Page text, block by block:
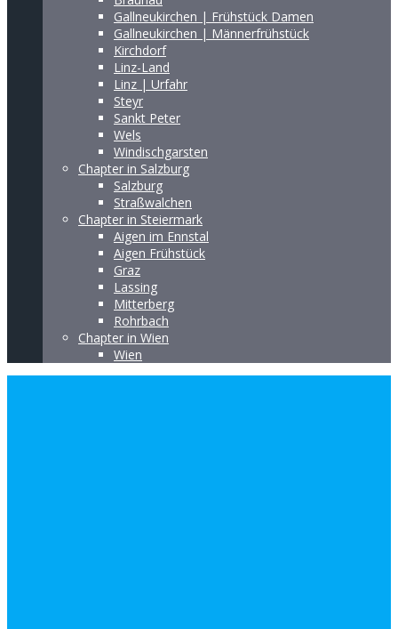
Gallneukirchen | Frühstück Damen
Gallneukirchen | Männerfrühstück
Kirchdorf
Linz-Land
Linz | Urfahr
Steyr
Sankt Peter
Wels
Windischgarsten
Chapter in Salzburg
Salzburg
Straßwalchen
Chapter in Steiermark
Aigen im Ennstal
Aigen Frühstück
Graz
Lassing
Mitterberg
Rohrbach
Chapter in Wien
Wien